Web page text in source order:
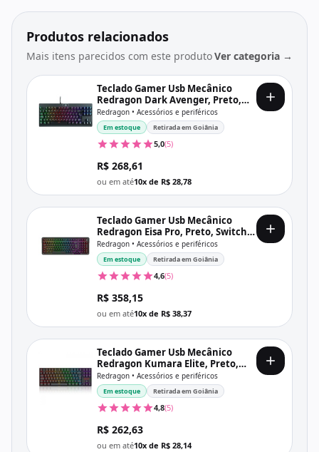
Produtos relacionados
Mais itens parecidos com este produtoVer categoria →
Teclado Gamer Usb Mecânico
Redragon Dark Avenger, Preto,
Switch Outemu Blue, Rgb, Abnt2,
K568Rgb-2 V2 Pt-Blue
Redragon • Acessórios e periféricos
Em estoque Retirada em Goiânia
5,0(5)
R$ 268,61
ou em até10x de R$ 28,78
Teclado Gamer Usb Mecânico
Redragon Eisa Pro, Preto, Switch
Mambo, Rgb, Wi-fi, Bt, Usb-C,
Abnt2, K686-Rgb-Pro
Redragon • Acessórios e periféricos
Em estoque Retirada em Goiânia
4,6(5)
R$ 358,15
ou em até10x de R$ 38,37
Teclado Gamer Usb Mecânico
Redragon Kumara Elite, Preto,
Switch Brown, Rgb, Wi-fi, Bt, Usb-
C, Abnt2, K552-Krs
Redragon • Acessórios e periféricos
Em estoque Retirada em Goiânia
4,8(5)
R$ 262,63
ou em até10x de R$ 28,14